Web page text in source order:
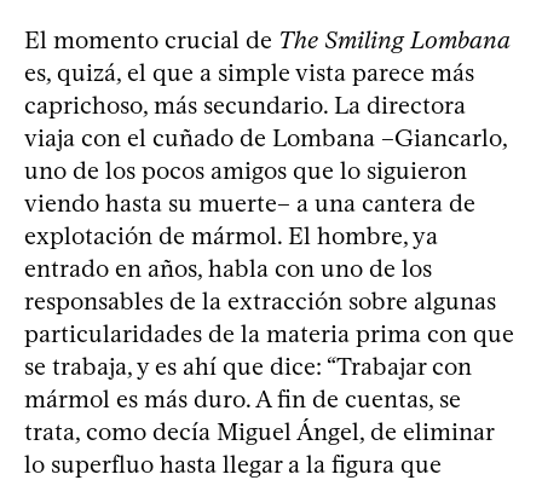
El momento crucial de The Smiling Lombana
es, quizá, el que a simple vista parece más
caprichoso, más secundario. La directora
viaja con el cuñado de Lombana –Giancarlo,
uno de los pocos amigos que lo siguieron
viendo hasta su muerte– a una cantera de
explotación de mármol. El hombre, ya
entrado en años, habla con uno de los
responsables de la extracción sobre algunas
particularidades de la materia prima con que
se trabaja, y es ahí que dice: “Trabajar con
mármol es más duro. A fin de cuentas, se
trata, como decía Miguel Ángel, de eliminar
lo superfluo hasta llegar a la figura que